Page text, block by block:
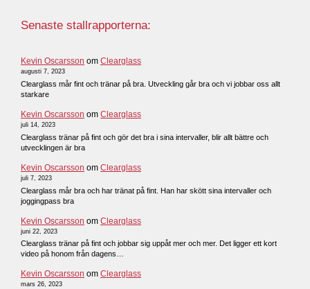
Senaste stallrapporterna:
Kevin Oscarsson om Clearglass
augusti 7, 2023
Clearglass mår fint och tränar på bra. Utveckling går bra och vi jobbar oss allt
starkare
Kevin Oscarsson om Clearglass
juli 14, 2023
Clearglass tränar på fint och gör det bra i sina intervaller, blir allt bättre och
utvecklingen är bra
Kevin Oscarsson om Clearglass
juli 7, 2023
Clearglass mår bra och har tränat på fint. Han har skött sina intervaller och
joggingpass bra
Kevin Oscarsson om Clearglass
juni 22, 2023
Clearglass tränar på fint och jobbar sig uppåt mer och mer. Det ligger ett kort
video på honom från dagens…
Kevin Oscarsson om Clearglass
mars 26, 2023